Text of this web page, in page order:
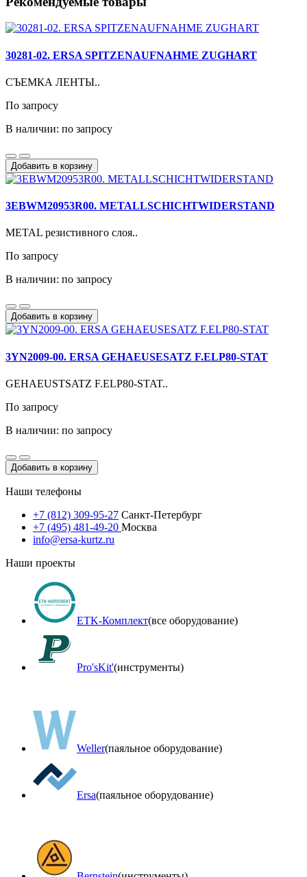
30281-02. ERSA SPITZENAUFNAHME ZUGHART
СЪЕМКА ЛЕНТЫ..
По запросу
В наличии: по запросу
Добавить в корзину
3EBWM20953R00. METALLSCHICHTWIDERSTAND
METAL резистивного слоя..
По запросу
В наличии: по запросу
Добавить в корзину
3YN2009-00. ERSA GEHAEUSESATZ F.ELP80-STAT
GEHAEUSTSATZ F.ELP80-STAT..
По запросу
В наличии: по запросу
Добавить в корзину
Наши телефоны
+7 (812) 309-95-27 Санкт-Петербург
+7 (495) 481-49-20 Москва
info@ersa-kurtz.ru
Наши проекты
ETK-Комплект(все оборудование)
Pro'sKit'(инструменты)
Weller(паяльное оборудование)
Ersa(паяльное оборудование)